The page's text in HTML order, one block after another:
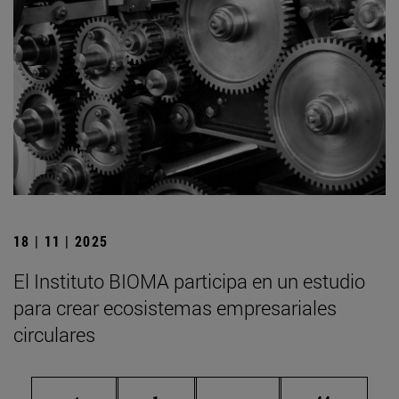
18 | 11 | 2025
El Instituto BIOMA participa en un estudio
para crear ecosistemas empresariales
circulares